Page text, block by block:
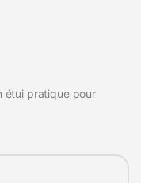
étui pratique pour